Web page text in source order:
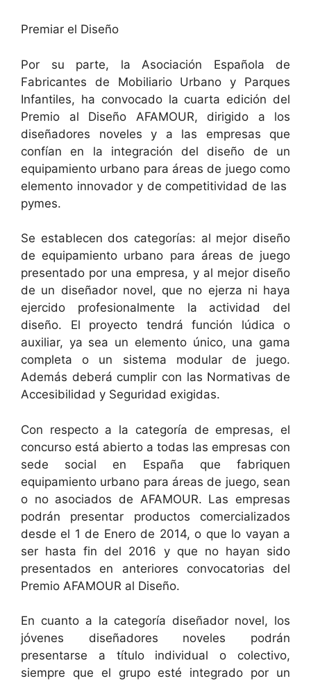
Premiar el Diseño
Por su parte, la Asociación Española de
Fabricantes de Mobiliario Urbano y Parques
Infantiles, ha convocado la cuarta edición del
Premio al Diseño AFAMOUR, dirigido a los
diseñadores noveles y a las empresas que
confían en la integración del diseño de un
equipamiento urbano para áreas de juego como
elemento innovador y de competitividad de las
pymes.
Se establecen dos categorías: al mejor diseño
de equipamiento urbano para áreas de juego
presentado por una empresa, y al mejor diseño
de un diseñador novel, que no ejerza ni haya
ejercido profesionalmente la actividad del
diseño. El proyecto tendrá función lúdica o
auxiliar, ya sea un elemento único, una gama
completa o un sistema modular de juego.
Además deberá cumplir con las Normativas de
Accesibilidad y Seguridad exigidas.
Con respecto a la categoría de empresas, el
concurso está abierto a todas las empresas con
sede social en España que fabriquen
equipamiento urbano para áreas de juego, sean
o no asociados de AFAMOUR. Las empresas
podrán presentar productos comercializados
desde el 1 de Enero de 2014, o que lo vayan a
ser hasta fin del 2016 y que no hayan sido
presentados en anteriores convocatorias del
Premio AFAMOUR al Diseño.
En cuanto a la categoría diseñador novel, los
jóvenes diseñadores noveles podrán
presentarse a título individual o colectivo,
siempre que el grupo esté integrado por un